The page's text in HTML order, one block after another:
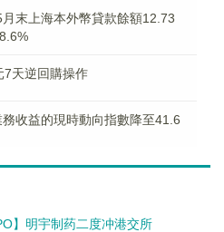
末上海本外幣貸款餘額12.73
7天逆回購操作
收益的現時動向指數降至41.6
】明宇制药二度冲港交所